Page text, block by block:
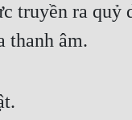
truyền ra quỷ
thanh âm.